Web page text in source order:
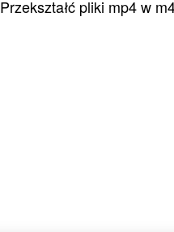
Przekształć pliki mp4 w